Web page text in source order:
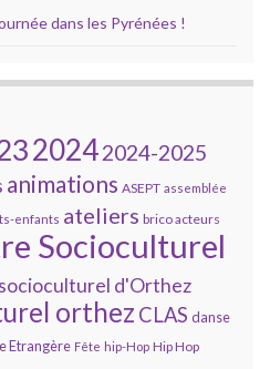
dans les Pyrénées !
20242024-2025
animations ASEPT assemblée
enfants ateliers brico acteurs
Socioculturel
d'Orthez
orthez CLAS danse
Etrangère Fête hip-Hop Hip Hop